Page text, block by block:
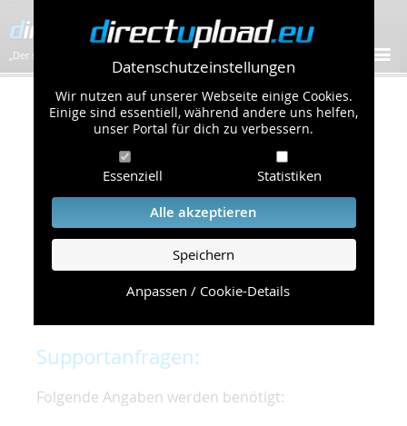
Datenschutzeinstellungen
Wir nutzen auf unserer Webseite einige Cookies.
Einige sind essentiell, während andere uns helfen,
unser Portal für dich zu verbessern.
Essenziell Statistiken
Alle akzeptieren
Speichern
Anpassen / Cookie-Details
„Der schnellste Bilder-Hoster im Web!”
Kontakt & Support
Um eine schnelle und unkomplizierte
Bearbeitung Ihres Problems zu gewährleisten,
bitten wir Sie,
folgende Punkte zu beachten und einzuhalten.
Die schnellste Hilfe finden Sie auf unserer
Seite, die die häufig gestellten Fragen
Supportanfragen:
Folgende Angaben werden benötigt: